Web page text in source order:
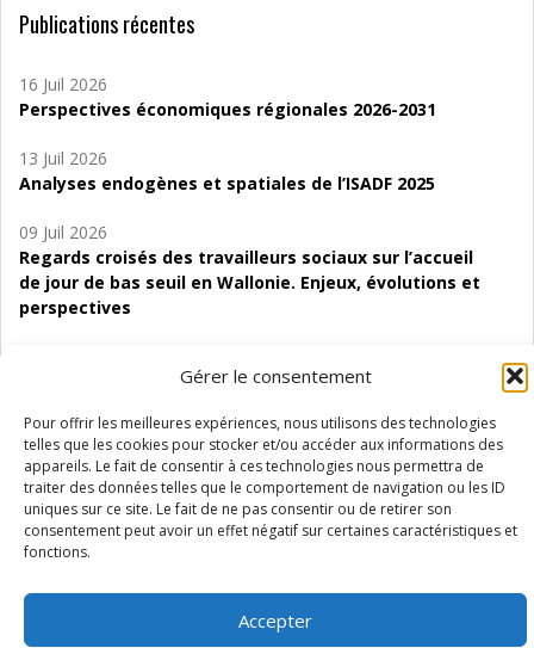
Gérer le consentement
Pour offrir les meilleures expériences, nous utilisons des technologies
telles que les cookies pour stocker et/ou accéder aux informations des
appareils. Le fait de consentir à ces technologies nous permettra de
traiter des données telles que le comportement de navigation ou les ID
uniques sur ce site. Le fait de ne pas consentir ou de retirer son
consentement peut avoir un effet négatif sur certaines caractéristiques et
fonctions.
Accepter
Publications récentes
16 Juil 2026
Perspectives économiques régionales 2026-2031
13 Juil 2026
Analyses endogènes et spatiales de l’ISADF 2025
09 Juil 2026
Regards croisés des travailleurs sociaux sur l’accueil
de jour de bas seuil en Wallonie. Enjeux, évolutions et
perspectives
Étude d’évaluabilité des Structures
01 Juil 2026
Pénurie du personnel infirmier :quels indicateurs
d’offre de soins pour comprendre la situation en
Wallonie ?